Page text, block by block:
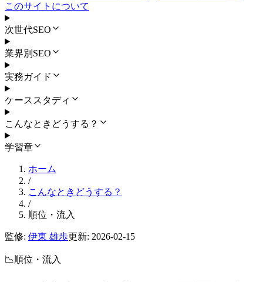
このサイトについて
次世代SEO
業界別SEO
実務ガイド
ケーススタディ
こんなときどうする？
学習章
ホーム
/
こんなときどうする？
/
順位・流入
監修: 伊東 雄歩更新: 2026-02-15
📉順位・流入